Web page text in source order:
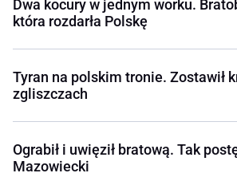
Dwa kocury w jednym worku.
która rozdarła Polskę
Tyran na polskim tronie. Zostawił
zgliszczach
Ograbił i uwięził bratową. Tak
Mazowiecki